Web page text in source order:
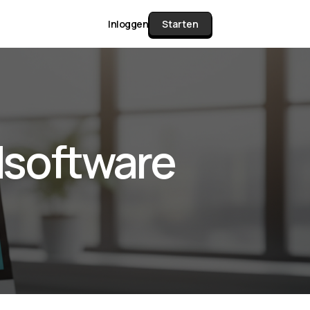
Matrix
alle pakketten en mogelijkheden
documenten verzamelen en facturen
tot controleren, boeken, bank
& klant dashboard.
Inloggen Starten